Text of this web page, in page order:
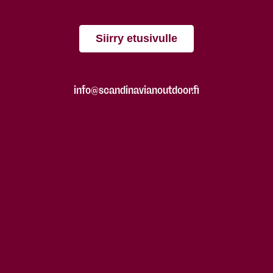
Siirry etusivulle
info@scandinavianoutdoor.fi